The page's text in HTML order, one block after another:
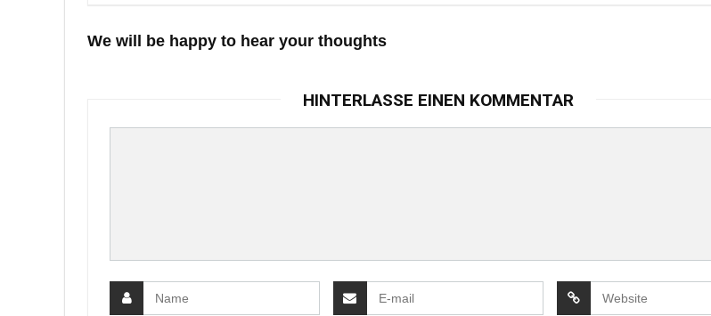
We will be happy to hear your thoughts
HINTERLASSE EINEN KOMMENTAR